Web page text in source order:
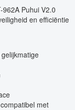
Puhui V2.0
en efficiëntie
met